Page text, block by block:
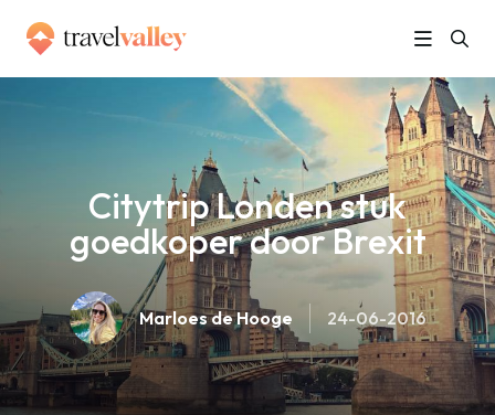
Citytrip Londen stuk goedkoper door Brexit
Citytrip Londen stuk
goedkoper door Brexit
Marloes de Hooge 24-06-2016